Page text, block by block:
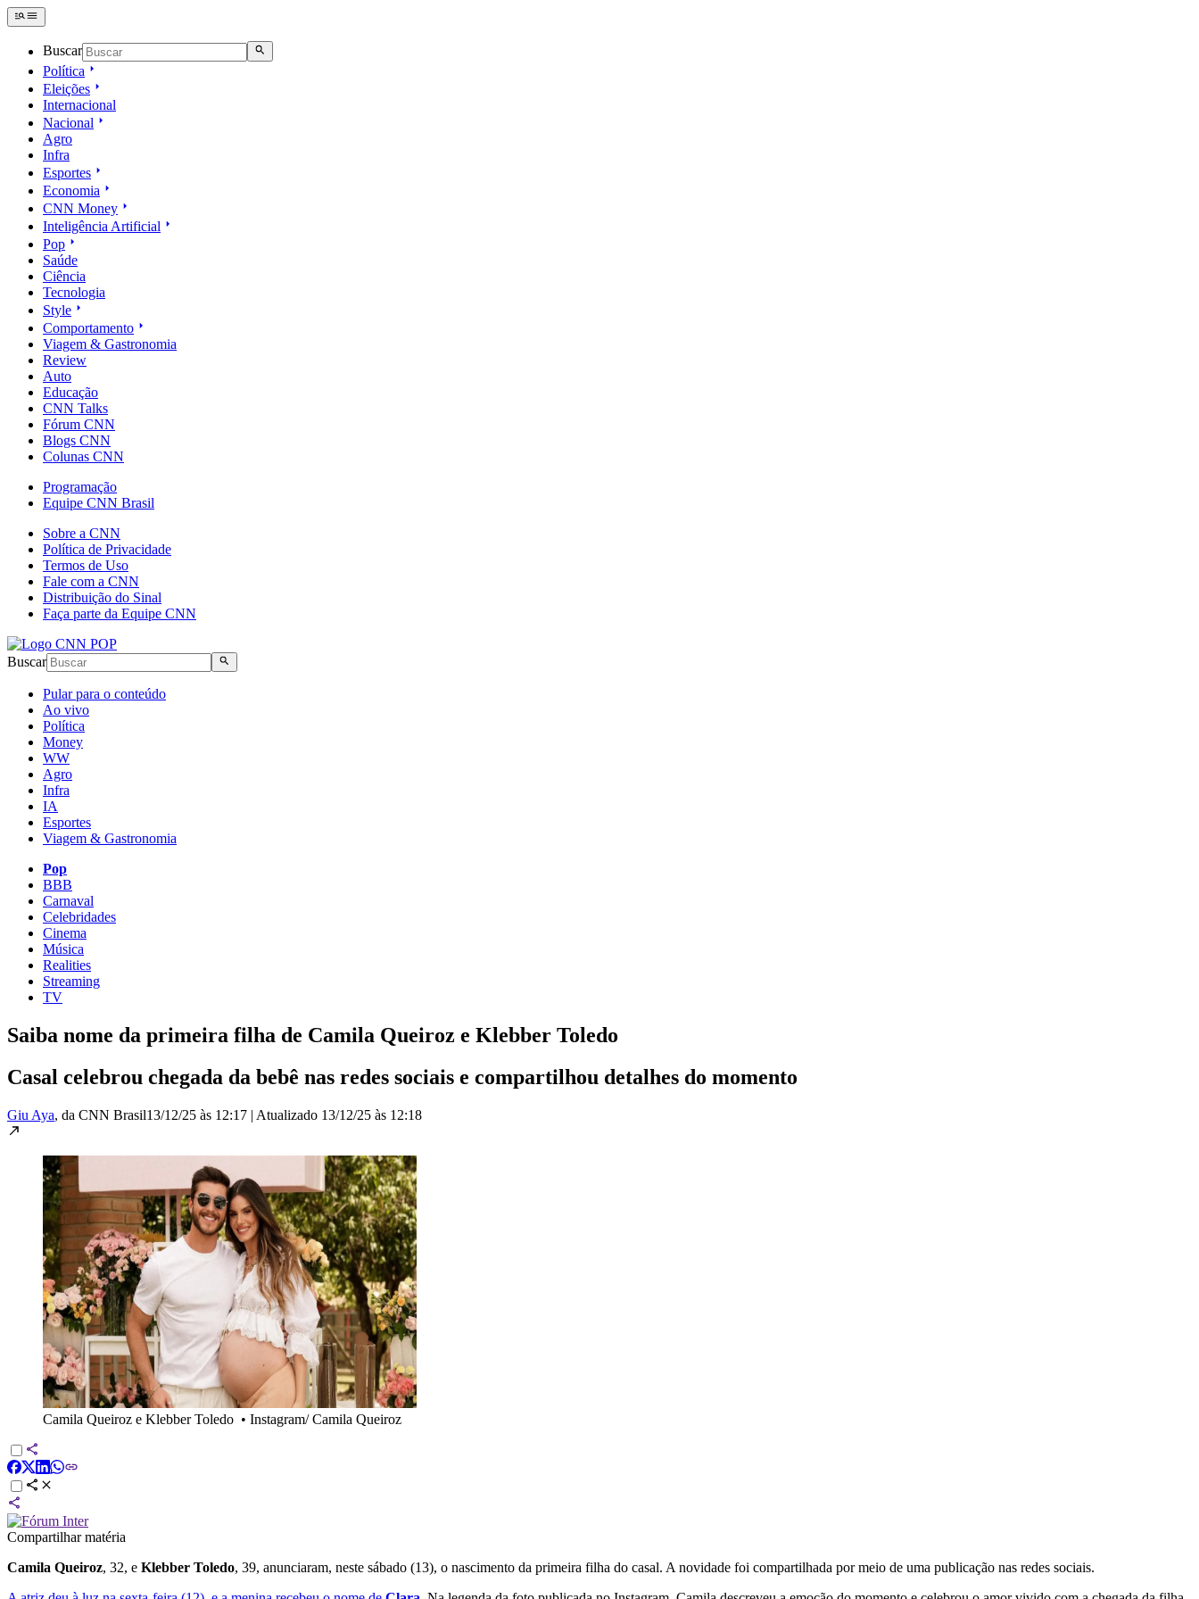
Buscar
Política
Eleições
Internacional
Nacional
Agro
Infra
Esportes
Economia
CNN Money
Inteligência Artificial
Pop
Saúde
Ciência
Tecnologia
Style
Comportamento
Viagem & Gastronomia
Review
Auto
Educação
CNN Talks
Fórum CNN
Blogs CNN
Colunas CNN
Programação
Equipe CNN Brasil
Sobre a CNN
Política de Privacidade
Termos de Uso
Fale com a CNN
Distribuição do Sinal
Faça parte da Equipe CNN
Buscar
Pular para o conteúdo
Ao vivo
Política
Money
WW
Agro
Infra
IA
Esportes
Viagem & Gastronomia
Pop
BBB
Carnaval
Celebridades
Cinema
Música
Realities
Streaming
TV
Saiba nome da primeira filha de Camila Queiroz e Klebber Toledo
Casal celebrou chegada da bebê nas redes sociais e compartilhou detalhes do momento
Giu Aya, da CNN Brasil13/12/25 às 12:17 | Atualizado 13/12/25 às 12:18
Camila Queiroz e Klebber Toledo • Instagram/ Camila Queiroz
Compartilhar matéria
Camila Queiroz, 32, e Klebber Toledo, 39, anunciaram, neste sábado (13), o nascimento da primeira filha do casal. A novidade foi compartilhada por meio de uma publicação nas redes sociais.